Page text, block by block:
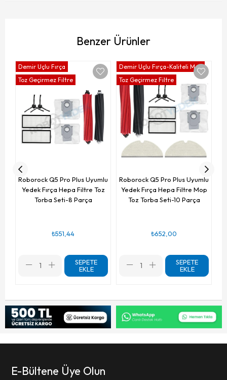
Benzer Ürünler
Roborock Q5 Pro Plus Uyumlu
Yedek Fırça Hepa Filtre Toz
Torba Seti-8 Parça
₺551,44
SEPETE
EKLE
Demir Uçlu Fırça
Toz Geçirmez Filtre
Roborock Q5 Pro Plus Uyumlu
Yedek Fırça Hepa Filtre Mop
Toz Torba Seti-10 Parça
₺652,00
SEPETE
EKLE
Demir Uçlu Fırça-Kaliteli Mop
Toz Geçirmez Filtre
E-Bültene Üye Olun